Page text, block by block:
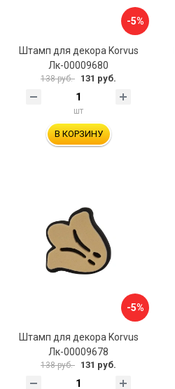
-5%
Штамп для декора Korvus
Лк-00009680
138 руб. 131 руб.
шт
В КОРЗИНУ
-5%
Штамп для декора Korvus
Лк-00009678
138 руб. 131 руб.